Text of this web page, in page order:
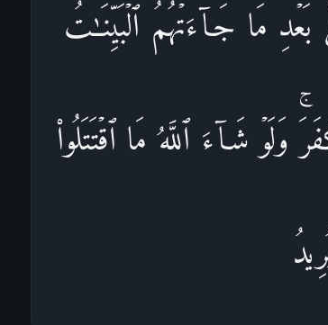
مَا جَاۤءَتۡهُمُ ٱلۡبَیِّنَـٰتُ
شَاۤءَ ٱللَّهُ مَا ٱقۡتَتَلُوا۟